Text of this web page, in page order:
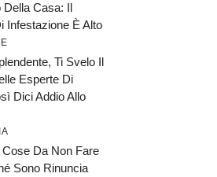
Della Casa: Il
Infestazione È Alto
Ti Svelo Il
Esperte Di
Dici Addio Allo
Cose Da Non Fare
Sono Rinuncia